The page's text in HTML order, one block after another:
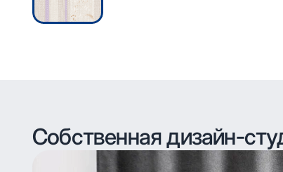
Собственная дизайн-